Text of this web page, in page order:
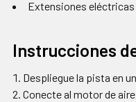
Extensiones eléctricas
Instrucciones
Despliegue la pista en
Conecte al motor de